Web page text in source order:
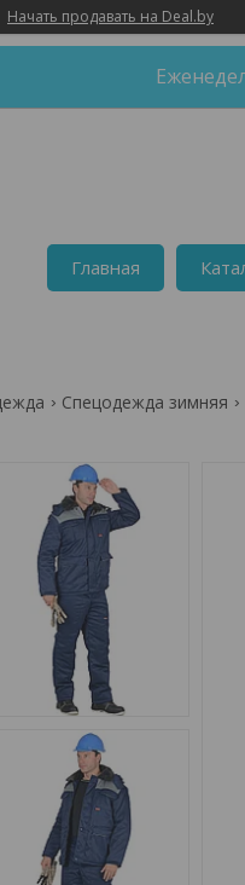
Начать продавать на Deal.by
Главная
Спецодежда зимняя